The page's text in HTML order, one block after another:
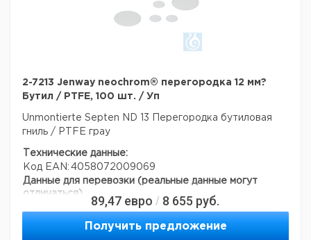
2-7213 Jenway neochrom® перегородка 12 мм?
Бутил / PTFE, 100 шт. / Уп
Unmontierte Septen ND 13
Перегородка бутиловая
гниль / PTFE грау
Технические данные:
Код EAN: 4058072009069
Данные для перевозки (реальные данные могут
отличаться)
89,47 евро / 8 655 руб.
Получить предложение